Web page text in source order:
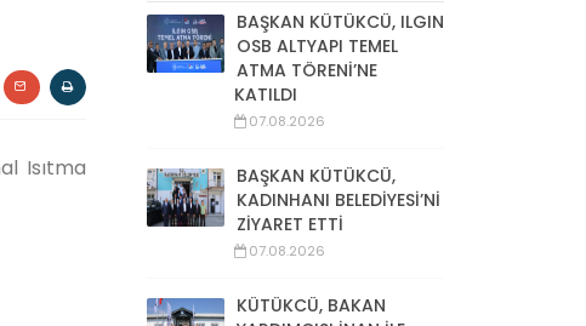
Isıtma
BAŞKAN KÜTÜKCÜ, ILGIN
OSB ALTYAPI TEMEL
ATMA TÖRENİ’NE
KATILDI
07.08.2026
BAŞKAN KÜTÜKCÜ,
KADINHANI BELEDİYESİ’Nİ
ZİYARET ETTİ
07.08.2026
KÜTÜKCÜ, BAKAN